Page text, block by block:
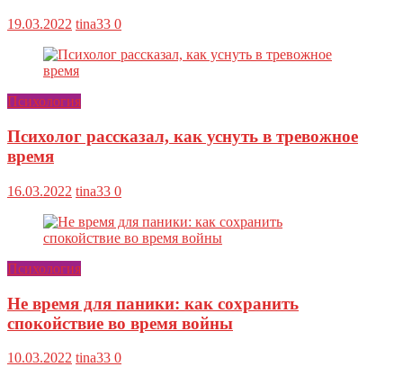
19.03.2022 tina33 0
Психология
Психолог рассказал, как уснуть в тревожное
время
16.03.2022 tina33 0
Психология
Не время для паники: как сохранить
спокойствие во время войны
10.03.2022 tina33 0